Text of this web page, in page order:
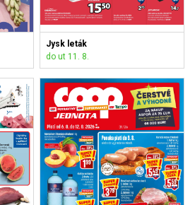
Jysk leták
do ut 11. 8.